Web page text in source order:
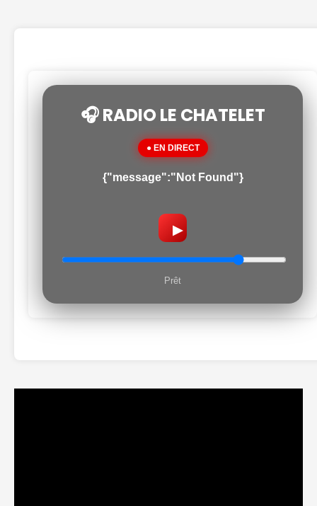
🎧 RADIO LE CHATELET
● EN DIRECT
{"message":"Not Found"}
▶
Prêt